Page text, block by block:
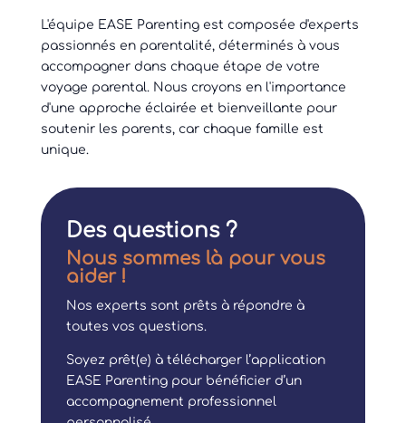
L'équipe EASE Parenting est composée d'experts
passionnés en parentalité, déterminés à vous
accompagner dans chaque étape de votre
voyage parental. Nous croyons en l'importance
d'une approche éclairée et bienveillante pour
soutenir les parents, car chaque famille est
unique.
Des questions ?
Nous sommes là pour vous
aider !
Nos experts sont prêts à répondre à
toutes vos questions.
Soyez prêt(e) à télécharger l’application
EASE Parenting pour bénéficier d’un
accompagnement professionnel